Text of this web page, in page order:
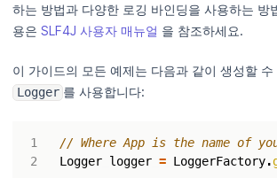
하는 방법과 다양한 로깅 바인딩을 사용하는 방
용은 SLF4J 사용자 매뉴얼 을 참조하세요.
이 가이드의 모든 예제는 다음과 같이 생성할 수
Logger 를 사용합니다:
// Where App is the name of
Logger logger = LoggerFactory.